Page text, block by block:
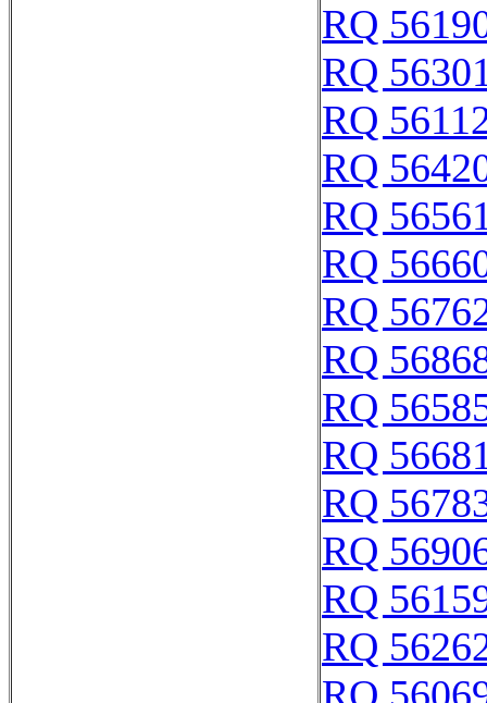
RQ
RQ
RQ
RQ
RQ
RQ
RQ
RQ
RQ
RQ
RQ
RQ
RQ
RQ